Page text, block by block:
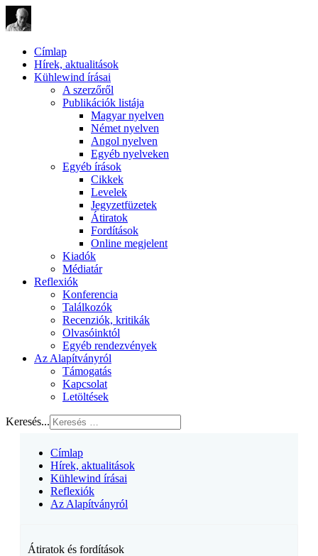
Címlap
Hírek, aktualitások
Kühlewind írásai
A szerzőről
Publikációk listája
Magyar nyelven
Német nyelven
Angol nyelven
Egyéb nyelveken
Egyéb írások
Cikkek
Levelek
Jegyzetfüzetek
Átiratok
Fordítások
Online megjelent
Kiadók
Médiatár
Reflexiók
Konferencia
Találkozók
Recenziók, kritikák
Olvasóinktól
Egyéb rendezvények
Az Alapítványról
Támogatás
Kapcsolat
Letöltések
Keresés...
Címlap
Hírek, aktualitások
Kühlewind írásai
Reflexiók
Az Alapítványról
Átiratok és fordítások